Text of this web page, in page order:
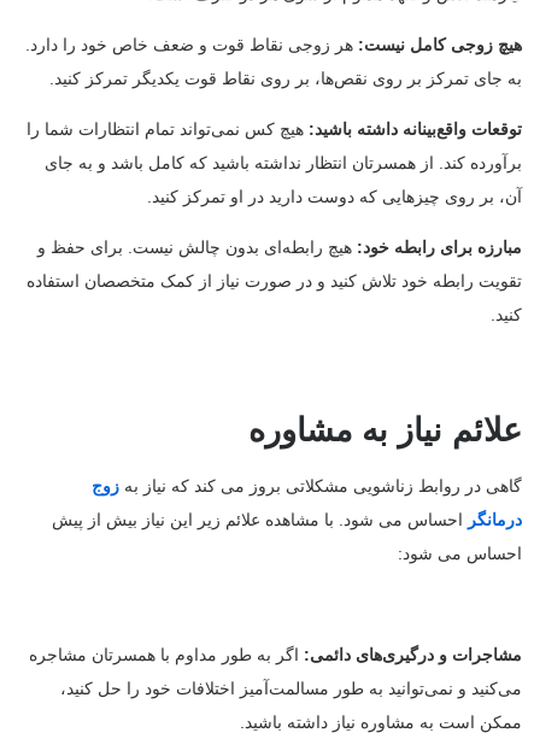
هیچ زوجی کامل نیست: هر زوجی نقاط قوت و ضعف خاص خود را دارد.
به جای تمرکز بر روی نقص‌ها، بر روی نقاط قوت یکدیگر تمرکز کنید.
توقعات واقع‌بینانه داشته باشید: هیچ کس نمی‌تواند تمام انتظارات شما را
برآورده کند. از همسرتان انتظار نداشته باشید که کامل باشد و به جای
آن، بر روی چیزهایی که دوست دارید در او تمرکز کنید.
مبارزه برای رابطه خود: هیچ رابطه‌ای بدون چالش نیست. برای حفظ و
تقویت رابطه خود تلاش کنید و در صورت نیاز از کمک متخصصان استفاده
کنید.
علائم نیاز به مشاوره
گاهی در روابط زناشویی مشکلاتی بروز می کند که نیاز به زوج
درمانگر احساس می شود. با مشاهده علائم زیر این نیاز بیش از پیش
احساس می شود:
مشاجرات و درگیری‌های دائمی: اگر به طور مداوم با همسرتان مشاجره
می‌کنید و نمی‌توانید به طور مسالمت‌آمیز اختلافات خود را حل کنید،
ممکن است به مشاوره نیاز داشته باشید.